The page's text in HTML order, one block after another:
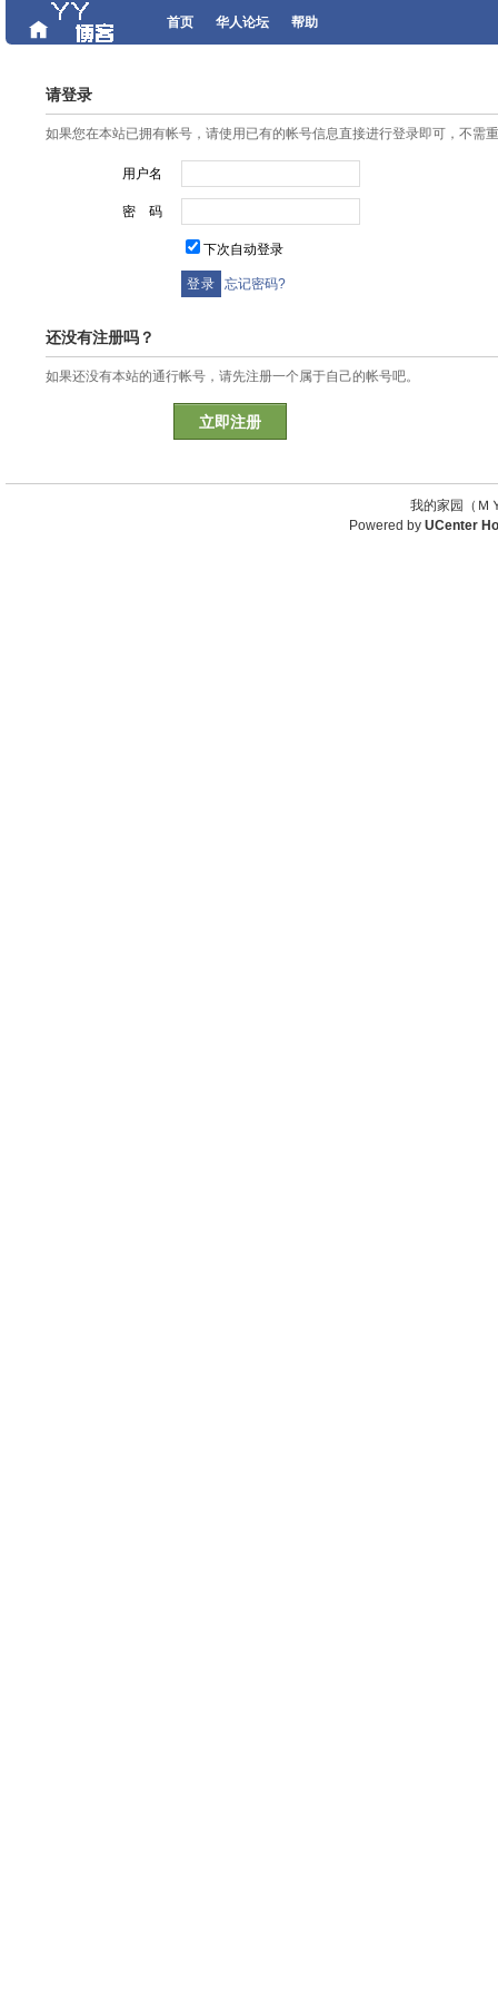
首页 华人论坛 帮助
请登录
如果您在本站已拥有帐号，请使用已有的帐号信息直接进行登录即可，不需
用户名
密 码
下次自动登录
忘记密码?
还没有注册吗？
如果还没有本站的通行帐号，请先注册一个属于自己的帐号吧。
立即注册
我的家园（
Powered by UCenter